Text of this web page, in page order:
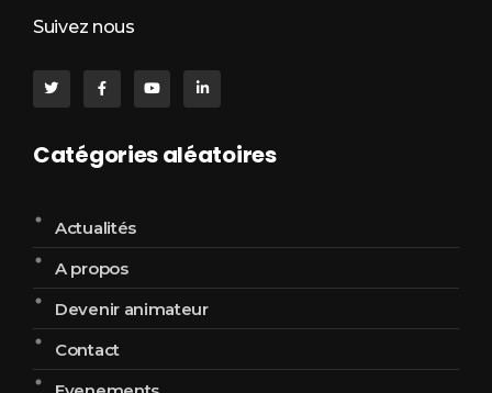
Suivez nous
Catégories aléatoires
Actualités
A propos
Devenir animateur
Contact